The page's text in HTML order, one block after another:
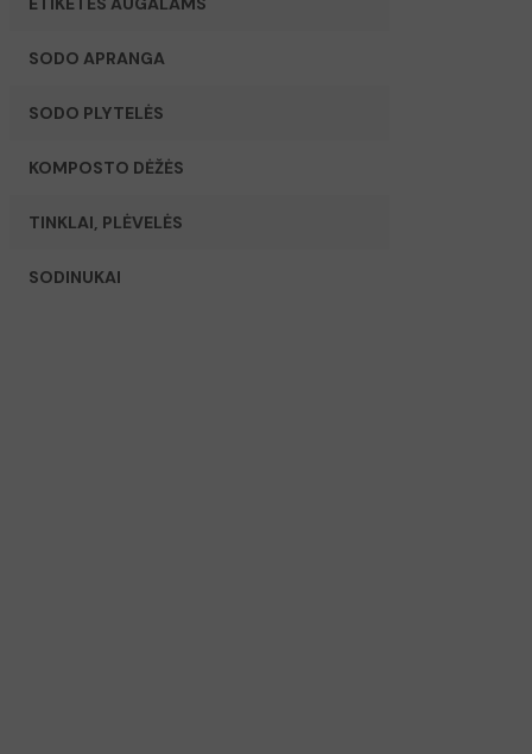
SODO APRANGA
SODO PLYTELĖS
KOMPOSTO DĖŽĖS
TINKLAI, PLĖVELĖS
SODINUKAI